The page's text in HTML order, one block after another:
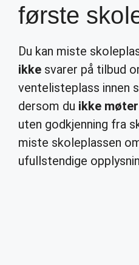
første
Du kan miste
ikke svarer på tilbud
ventelisteplass innen
dersom du ikke
uten godkjenning fra
miste skoleplassen
ufullstendige